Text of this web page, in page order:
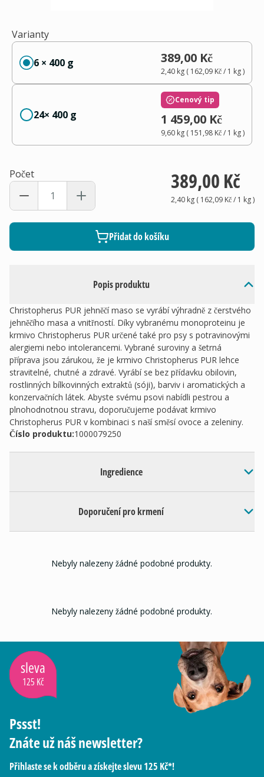
Popis produktu
Christopherus PUR jehněčí maso se vyrábí výhradně z čerstvého
jehněčího masa a vnitřností. Díky vybranému monoproteinu je
krmivo Christopherus PUR určené také pro psy s potravinovými
alergiemi nebo intolerancemi. Vybrané suroviny a šetrná
příprava jsou zárukou, že je krmivo Christopherus PUR lehce
stravitelné, chutné a zdravé. Vyrábí se bez přídavku obilovin,
rostlinných bílkovinných extraktů (sóji), barviv i aromatických a
konzervačních látek. Abyste svému psovi nabídli pestrou a
plnohodnotnou stravu, doporučujeme podávat krmivo
Christopherus PUR v kombinaci s naší směsí ovoce a zeleniny.
Číslo produktu:1000079250
Ingredience
Doporučení pro krmení
Varianty
6 × 400 g 389,00 Kč
2,40 kg( 162,09 Kč/ 1 kg)
24× 400 g
Cenový tip
1 459,00 Kč
9,60 kg( 151,98 Kč/ 1 kg)
Počet 389,00 Kč
2,40 kg( 162,09 Kč/ 1 kg)
Přidat do košíku
Nebyly nalezeny žádné podobné produkty.
Nebyly nalezeny žádné podobné produkty.
sleva
125 Kč
Pssst!
Znáte už náš newsletter?
Přihlaste se k odběru a získejte slevu 125 Kč*!